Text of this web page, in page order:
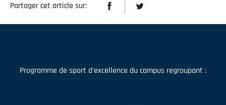
Partager cet article sur:
Programme de sport d'excellence du campus regroupant :